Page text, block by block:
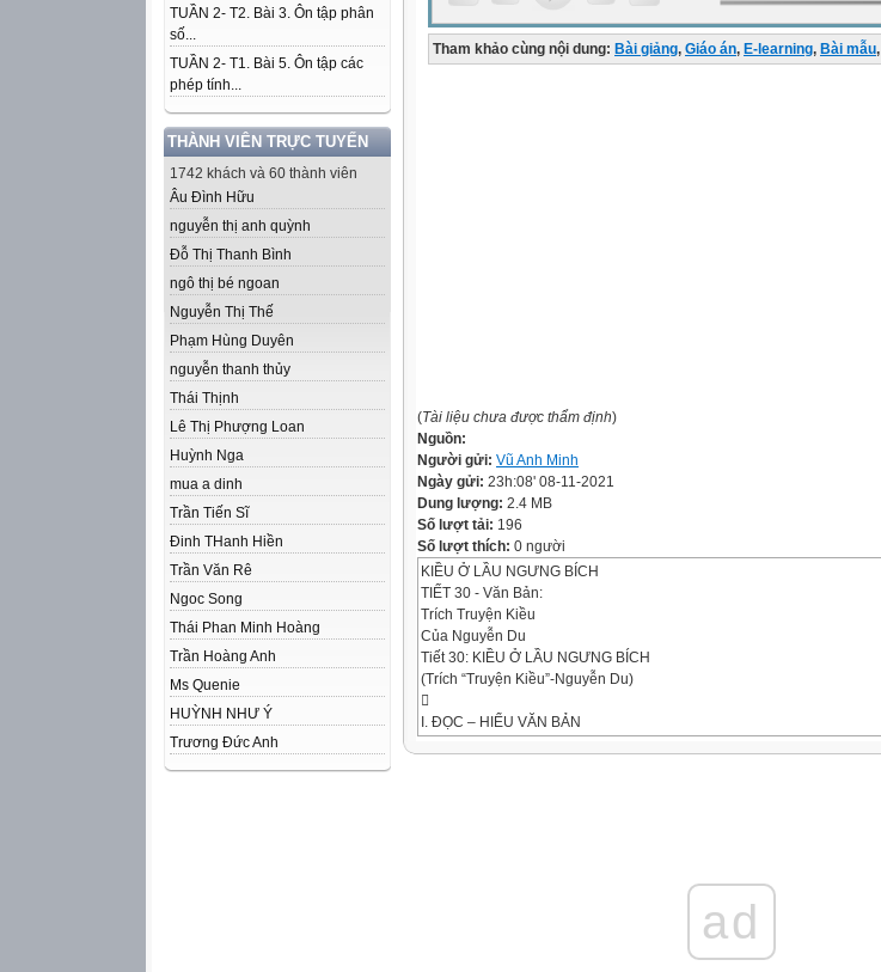
TUẦN 2- T2. Bài 3. Ôn tập phân
số...
TUẦN 2- T1. Bài 5. Ôn tập các
phép tính...
THÀNH VIÊN TRỰC TUYẾN
1742 khách và 60 thành viên
Âu Đình Hữu
nguyễn thị anh quỳnh
Đỗ Thị Thanh Bình
ngô thị bé ngoan
Nguyễn Thị Thế
Phạm Hùng Duyên
nguyễn thanh thủy
Thái Thịnh
Lê Thị Phượng Loan
Huỳnh Nga
mua a dinh
Trần Tiến Sĩ
Đinh THanh Hiền
Trần Văn Rê
Ngoc Song
Thái Phan Minh Hoàng
Trần Hoàng Anh
Ms Quenie
HUỲNH NHƯ Ý
Trương Đức Anh
Tham khảo cùng nội dung: Bài giảng, Giáo án, E-learning, Bài mẫu,
(Tài liệu chưa được thẩm định)
Nguồn:
Người gửi: Vũ Anh Minh
Ngày gửi: 23h:08' 08-11-2021
Dung lượng: 2.4 MB
Số lượt tải: 196
Số lượt thích: 0 người
KIỀU Ở LẦU NGƯNG BÍCH
TIẾT 30 - Văn Bản:
Trích Truyện Kiều
Của Nguyễn Du
Tiết 30: KIỀU Ở LẦU NGƯNG BÍCH
(Trích “Truyện Kiều”-Nguyễn Du)

I. ĐỌC – HIỂU VĂN BẢN
Khóa kín tuổi xuân, ý nói cấm cung; ở đây chỉ việc Kiều bị giam lỏng.
ad